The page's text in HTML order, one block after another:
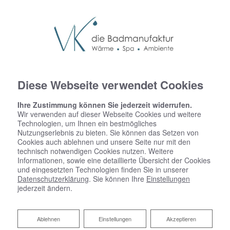
Diese Webseite verwendet Cookies
Ihre Zustimmung können Sie jederzeit widerrufen.
Wir verwenden auf dieser Webseite Cookies und weitere
Technologien, um Ihnen ein bestmögliches
Nutzungserlebnis zu bieten. Sie können das Setzen von
Cookies auch ablehnen und unsere Seite nur mit den
technisch notwendigen Cookies nutzen. Weitere
Informationen, sowie eine detaillierte Übersicht der Cookies
und eingesetzten Technologien finden Sie in unserer
Datenschutzerklärung. Sie können Ihre Einstellungen
jederzeit ändern.
Akzeptieren
Einstellungen
Ablehnen
Ablehnen